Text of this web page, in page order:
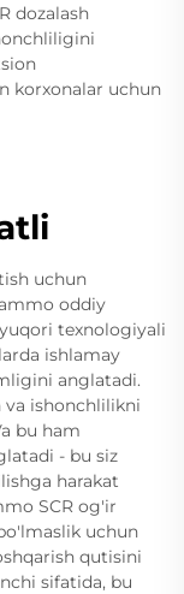
dozalash
korxonalar uchun
uchun
oddiy
texnologiyali
ishlamay
anglatadi.
ishonchlilikni
bu ham
- bu siz
harakat
SCR og'ir
uchun
qutisini
sifatida, bu